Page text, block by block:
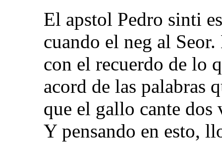
El apstol Pedro sinti
cuando el neg al
con el recuerdo de lo
acord de las palabras
que el gallo cante dos
Y pensando en esto,